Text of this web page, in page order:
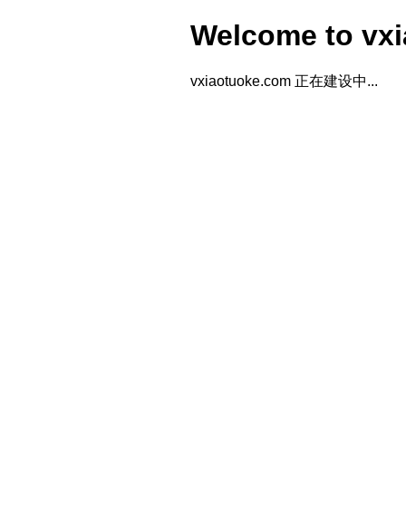
Welcome to
vxiaotuoke.com 正在建设中...